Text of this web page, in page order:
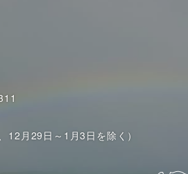
月29日～1月3日を除く）